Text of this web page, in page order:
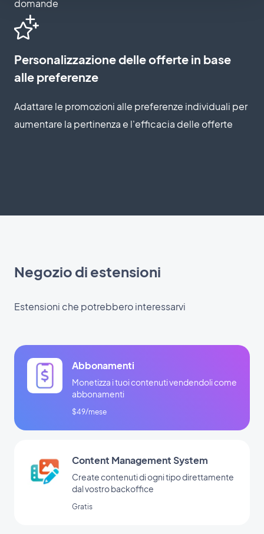
domande
Personalizzazione delle offerte in base
alle preferenze
Adattare le promozioni alle preferenze individuali per
aumentare la pertinenza e l'efficacia delle offerte
Negozio di estensioni
Estensioni che potrebbero interessarvi
Abbonamenti
Monetizza i tuoi contenuti vendendoli come
abbonamenti
$49/mese
Content Management System
Create contenuti di ogni tipo direttamente
dal vostro backoffice
Gratis